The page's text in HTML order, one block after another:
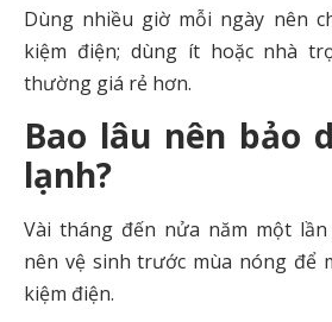
Dùng nhiều giờ mỗi ngày nên
kiệm điện; dùng ít hoặc nhà
thường giá rẻ hơn.
Bao lâu nên bảo
lạnh?
Vài tháng đến nửa năm một
nên vệ sinh trước mùa nóng để
kiệm điện.